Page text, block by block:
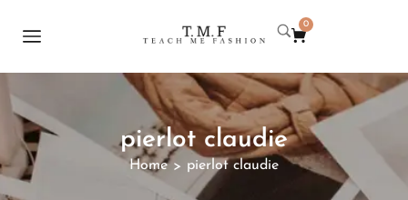
0
pierlot claudie
Home > pierlot claudie